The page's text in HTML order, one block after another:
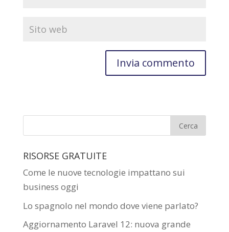
RISORSE GRATUITE
Come le nuove tecnologie impattano sui
business oggi
Lo spagnolo nel mondo dove viene parlato?
Aggiornamento Laravel 12: nuova grande